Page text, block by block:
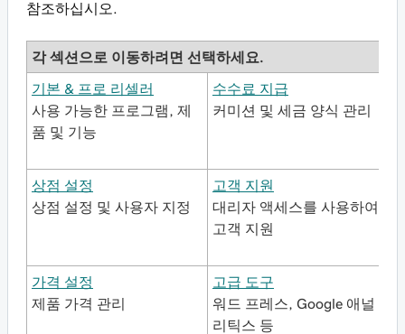
참조하십시오.
각 섹션으로 이동하려면 선택하세요.
기본 & 프로 리셀러
사용 가능한 프로그램, 제
품 및 기능
수수료 지급
커미션 및 세금 양식 관리
상점 설정
상점 설정 및 사용자 지정
고객 지원
대리자 액세스를 사용하여
고객 지원
가격 설정
제품 가격 관리
고급 도구
워드 프레스, Google 애널
리틱스 등